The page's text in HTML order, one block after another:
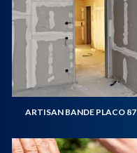
ARTISAN BANDE PLACO 87